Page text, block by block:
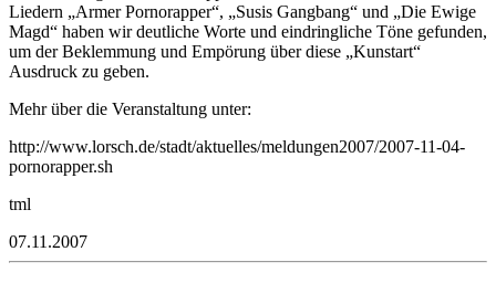
Liedern „Armer Pornorapper“, „Susis Gangbang“ und „Die Ewige
Magd“ haben wir deutliche Worte und eindringliche Töne gefunden,
um der Beklemmung und Empörung über diese „Kunstart“
Ausdruck zu geben.
Mehr über die Veranstaltung unter:
http://www.lorsch.de/stadt/aktuelles/meldungen2007/2007-11-04-
pornorapper.sh
tml
07.11.2007